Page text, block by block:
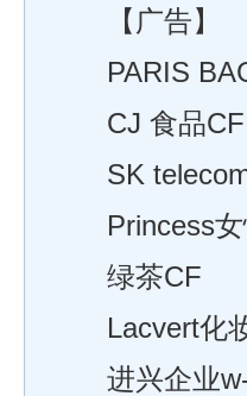
【广告】
PARIS
CJ 食品CF
SK
Princess女
绿茶CF
Lacvert化
进兴企业w-